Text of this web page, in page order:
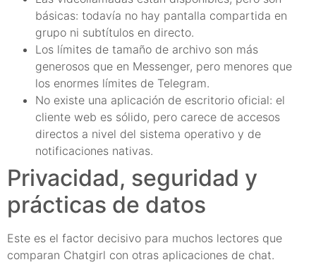
básicas: todavía no hay pantalla compartida en
grupo ni subtítulos en directo.
Los límites de tamaño de archivo son más
generosos que en Messenger, pero menores que
los enormes límites de Telegram.
No existe una aplicación de escritorio oficial: el
cliente web es sólido, pero carece de accesos
directos a nivel del sistema operativo y de
notificaciones nativas.
Privacidad, seguridad y
prácticas de datos
Este es el factor decisivo para muchos lectores que
comparan Chatgirl con otras aplicaciones de chat.